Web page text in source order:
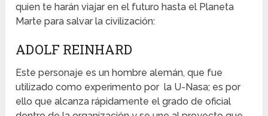
quien te harán viajar en el futuro hasta el Planeta
Marte para salvar la civilización:
ADOLF REINHARD
Este personaje es un hombre alemán, que fue
utilizado como experimento por la U-Nasa; es por
ello que alcanza rápidamente el grado de oficial